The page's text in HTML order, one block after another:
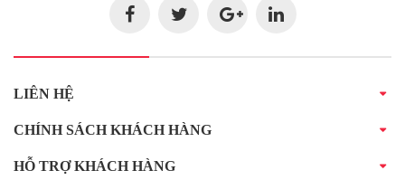
LIÊN HỆ
CHÍNH SÁCH KHÁCH HÀNG
HỖ TRỢ KHÁCH HÀNG